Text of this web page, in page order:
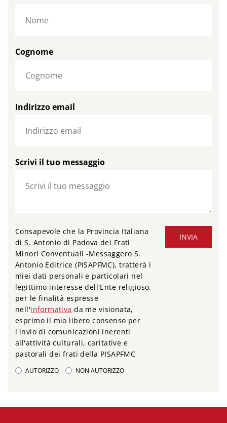
Cognome
Indirizzo email
Scrivi il tuo messaggio
INVIA
Consapevole che la Provincia Italiana
di S. Antonio di Padova dei Frati
Minori Conventuali -Messaggero S.
Antonio Editrice (PISAPFMC), tratterà i
miei dati personali e particolari nel
legittimo interesse dell'Ente religioso,
per le finalità espresse
nell'informativa da me visionata,
esprimo il mio libero consenso per
l'invio di comunicazioni inerenti
all'attività culturali, caritative e
pastorali dei frati della PISAPFMC
AUTORIZZO NON AUTORIZZO